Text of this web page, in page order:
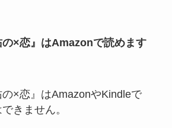
の×恋』はAmazonで読めます
の×恋』はAmazonやKindleで
きません。